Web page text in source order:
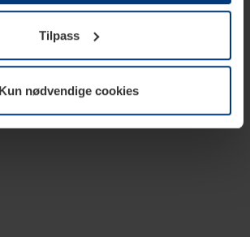
Du kan når som helst endre eller
i forklaringen av
på sidenPersonvernerklæringpå
Tilpass
Kun nødvendige cookies